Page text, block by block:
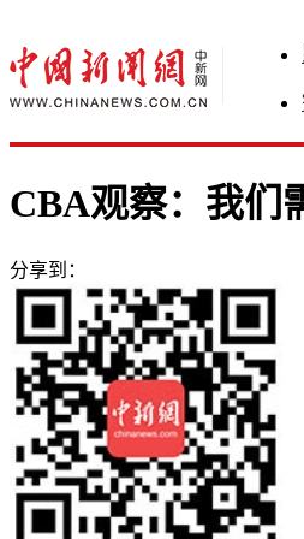
CBA观察：我们
分享到：